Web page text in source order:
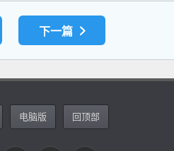
下一篇
电脑版 回顶部